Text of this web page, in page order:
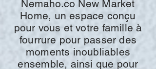
Nemaho.co New Market
Home, un espace conçu
pour vous et votre famille à
fourrure pour passer des
moments inoubliables
ensemble, ainsi que pour